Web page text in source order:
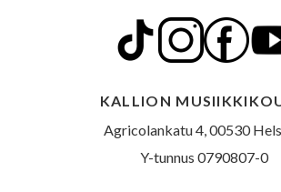
KALLION
Agricolankatu 4, 00530
Y-tunnus 0790807-0